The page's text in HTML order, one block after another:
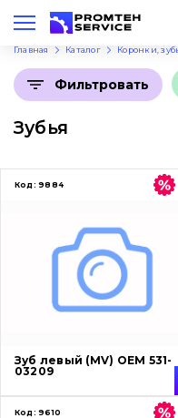
Рус
Главная Каталог Коронки,
Зубья
Фильтровать
Код: 9884
Зуб левый (MV) OEM 531-
03209
Код: 9610